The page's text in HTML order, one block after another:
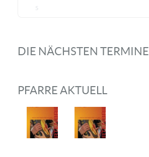
5
DIE NÄCHSTEN TERMINE
PFARRE AKTUELL